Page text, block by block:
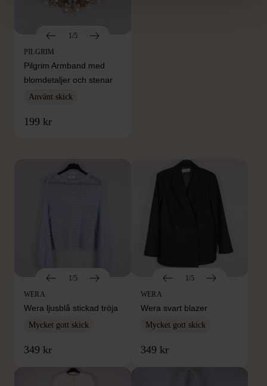
1/5
PILGRIM
Pilgrim Armband med
blomdetaljer och stenar
Använt skick
199 kr
FRÅN SAMMA VARUMÄRKE
1/5
WERA
Wera ljusblå stickad tröja
Mycket gott skick
349 kr
1/5
WERA
Wera svart blazer
Mycket gott skick
349 kr